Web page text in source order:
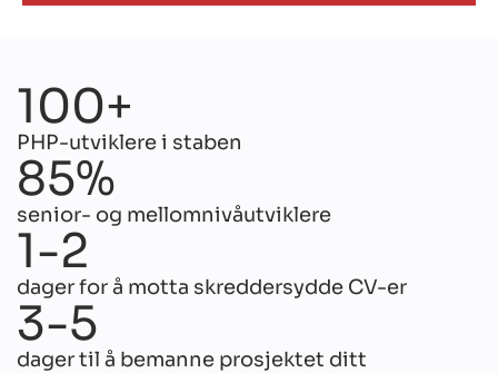
100+
PHP-utviklere i staben
85%
senior- og mellomnivåutviklere
1-2
dager for å motta skreddersydde CV-er
3-5
dager til å bemanne prosjektet ditt